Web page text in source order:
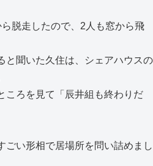
脱走したので、2人も窓から飛
と聞いた久住は、シェアハウスの
ころを見て「辰井組も終わりだ
ごい形相で居場所を問い詰めまし